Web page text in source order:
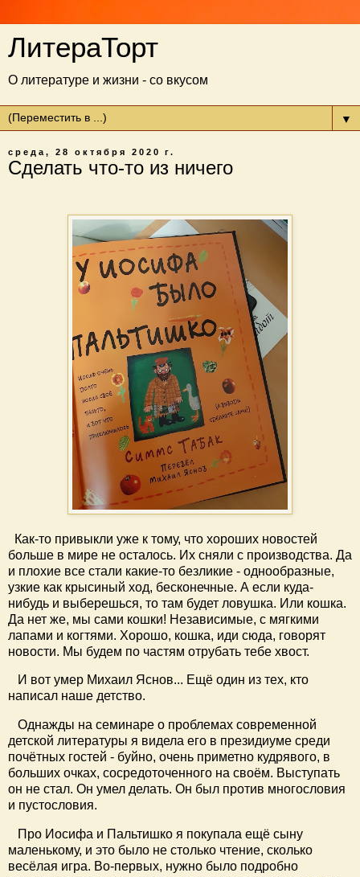
ЛитераТорт
О литературе и жизни - со вкусом
▼
среда, 28 октября 2020 г.
Сделать что-то из ничего
Как-то привыкли уже к тому, что хороших новостей
больше в мире не осталось. Их сняли с производства. Да
и плохие все стали какие-то безликие - однообразные,
узкие как крысиный ход, бесконечные. А если куда-
нибудь и выберешься, то там будет ловушка. Или кошка.
Да нет же, мы сами кошки! Независимые, с мягкими
лапами и когтями. Хорошо, кошка, иди сюда, говорят
новости. Мы будем по частям отрубать тебе хвост.
И вот умер Михаил Яснов... Ещё один из тех, кто
написал наше детство.
Однажды на семинаре о проблемах современной
детской литературы я видела его в президиуме среди
почётных гостей - буйно, очень приметно кудрявого, в
больших очках, сосредоточенного на своём. Выступать
он не стал. Он умел делать. Он был против многословия
и пустословия.
Про Иосифа и Пальтишко я покупала ещё сыну
маленькому, и это было не столько чтение, сколько
весёлая игра. Во-первых, нужно было подробно